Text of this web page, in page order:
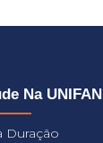
Na UNIFAN
Duração